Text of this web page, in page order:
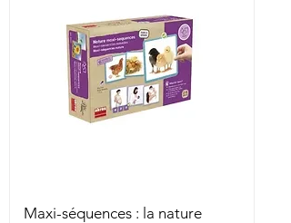
Maxi-séquences : la nature